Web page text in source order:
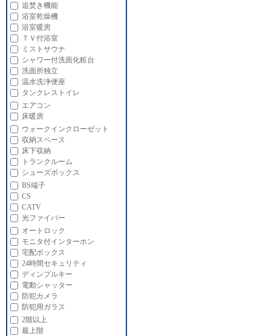
追焚き機能
浴室乾燥機
浴室暖房
ＴＶ付浴室
ミストサウナ
シャワー付洗面化粧台
洗面所独立
温水洗浄便座
タンクレストイレ
エアコン
床暖房
ウォークインクローゼット
収納スペース
床下収納
トランクルーム
シューズボックス
BS端子
CS
CATV
光ファイバー
オートロック
モニタ付インターホン
宅配ボックス
24時間セキュリティ
ディンプルキー
電動シャッター
防犯カメラ
防犯用ガラス
2階以上
最上階